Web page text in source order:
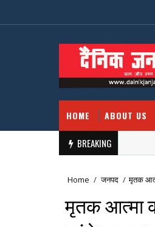
HOME ABOUT US
BREAKING
Home / जनपद / मृतक
मृतक आत्मा